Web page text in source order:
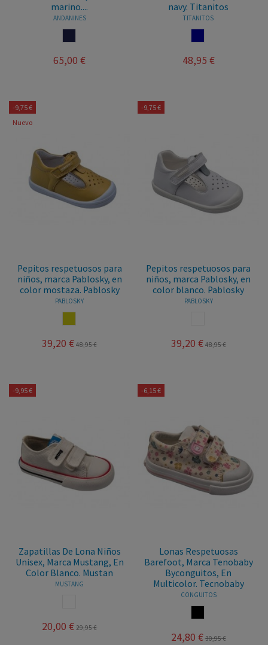
marino....
ANDANINES
65,00 €
navy. Titanitos
TITANITOS
48,95 €
-9,75 €
Nuevo
Pepitos respetuosos para
niños, marca Pablosky, en
color mostaza. Pablosky
PABLOSKY
39,20 € 48,95 €
-9,75 €
Pepitos respetuosos para
niños, marca Pablosky, en
color blanco. Pablosky
PABLOSKY
39,20 € 48,95 €
-9,95 €
Zapatillas De Lona Niños
Unisex, Marca Mustang, En
Color Blanco. Mustan
MUSTANG
20,00 € 29,95 €
-6,15 €
Lonas Respetuosas
Barefoot, Marca Tenobaby
Byconguitos, En
Multicolor. Tecnobaby
CONGUITOS
24,80 € 30,95 €